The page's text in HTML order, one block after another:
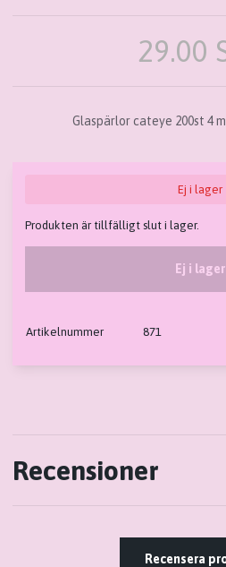
29.00
Glaspärlor cateye 200st 4
Ej i lager
Produkten är tillfälligt slut i lager.
Ej i lager
Artikelnummer 871
Recensioner
Recensera